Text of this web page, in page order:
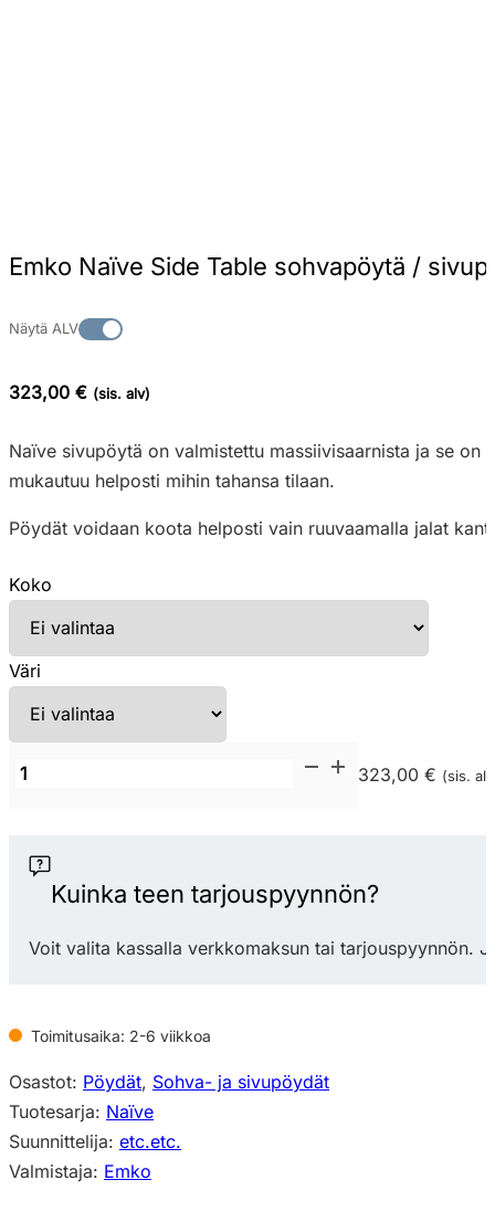
Emko Naïve Side Table sohvapöytä /
Näytä ALV
323,00 € (sis. alv)
Naïve sivupöytä on valmistettu massiivisaarnista ja se
mukautuu helposti mihin tahansa tilaan.
Pöydät voidaan koota helposti vain ruuvaamalla jalat
Koko
Väri
Emko
Table
sohvapöytä
sivupöytä
323,00 € (sis.
Kuinka teen tarjouspyynnön?
Voit valita kassalla verkkomaksun tai tarjouspyynnön.
Toimitusaika: 2-6 viikkoa
Osastot: Pöydät, Sohva- ja sivupöydät
Tuotesarja: Naïve
Suunnittelija: etc.etc.
Valmistaja: Emko